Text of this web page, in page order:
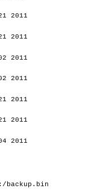
backup.bin